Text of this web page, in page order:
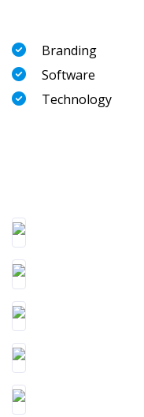
Branding
Software
Technology